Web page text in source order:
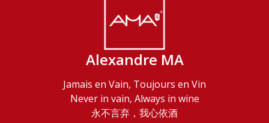
Alexandre MA
Jamais en Vain, Toujours en Vin
Never in vain, Always in wine
永不言弃，我心依酒